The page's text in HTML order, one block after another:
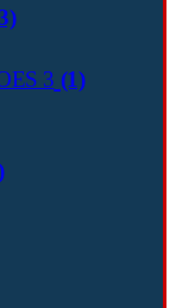
3 (1)